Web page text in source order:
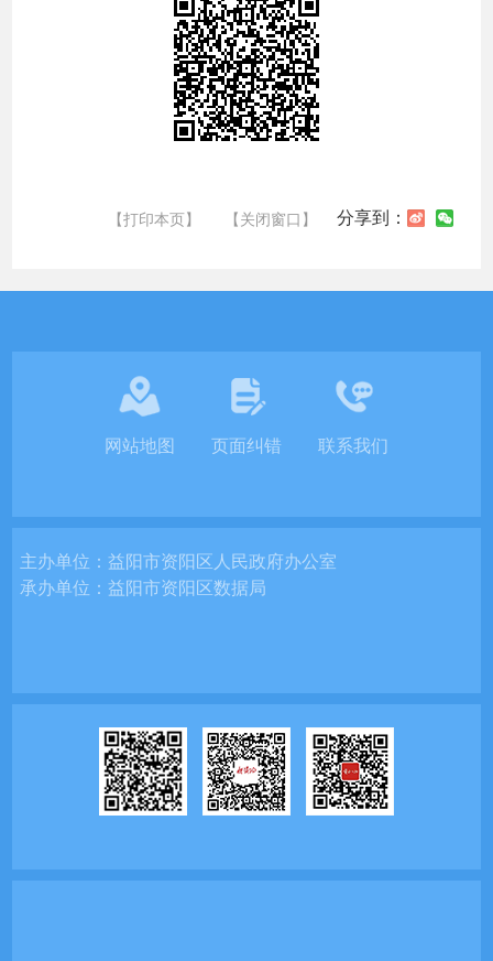
【打印本页】 【关闭窗口】 分享到：
网站地图 页面纠错 联系我们
主办单位：益阳市资阳区人民政府办公室
承办单位：益阳市资阳区数据局